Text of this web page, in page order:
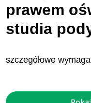
prawem
studia
szczegółowe